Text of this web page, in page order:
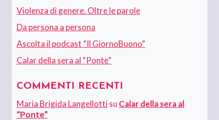
Violenza di genere. Oltre le parole
Da persona a persona
Ascolta il podcast “Il GiornoBuono”
Calar della sera al “Ponte”
COMMENTI RECENTI
Maria Brigida Langellottisu Calar della sera al
“Ponte”